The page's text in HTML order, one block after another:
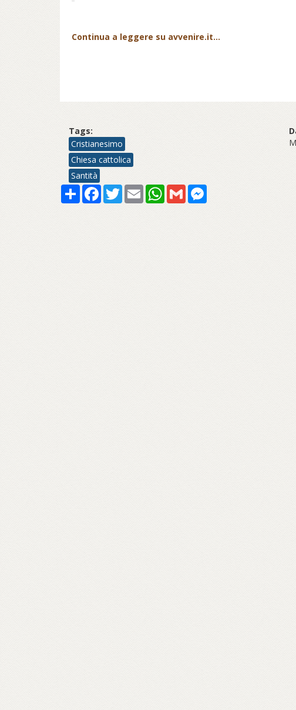
Continua a leggere su avvenire.it...
Tags:
Cristianesimo
Chiesa cattolica
Santità
Share Facebook
TwitterEmail WhatsApp
Gmail